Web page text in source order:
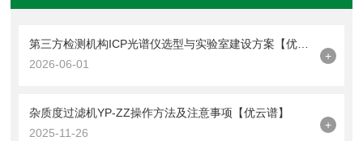
第三方检测机构ICP光谱仪选型与实验室建设方案【优云谱】
2026-06-01
+
杂质度过滤机YP-ZZ操作方法及注意事项【优云谱】
2025-11-26
+